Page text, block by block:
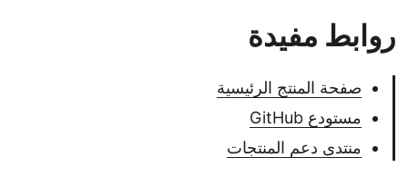
روابط مفيدة
صفحة المنتج الرئيسية
مستودع GitHub
منتدى دعم المنتجات